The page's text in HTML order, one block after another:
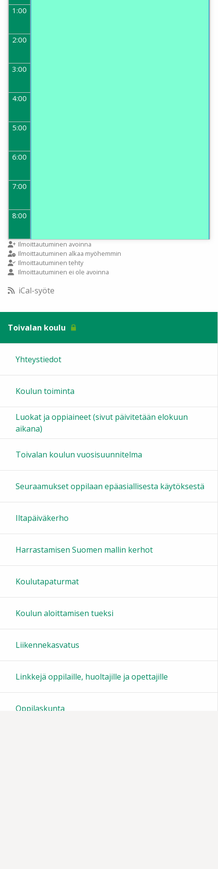
1:00
2:00
3:00
4:00
5:00
6:00
7:00
8:00
9:00
10:00
12:00
13:00
14:00
15:00
16:00
20:00
21:00
Ilmoittautuminen avoinna
Ilmoittautuminen alkaa myöhemmin
Ilmoittautuminen tehty
Ilmoittautuminen ei ole avoinna
iCal-syöte
Toivalan koulu
Yhteystiedot
Koulun toiminta
Luokat ja oppiaineet (sivut päivitetään elokuun
aikana)
Toivalan koulun vuosisuunnitelma
Seuraamukset oppilaan epäasiallisesta käytöksestä
Iltapäiväkerho
Harrastamisen Suomen mallin kerhot
Koulutapaturmat
Koulun aloittamisen tueksi
Liikennekasvatus
Linkkejä oppilaille, huoltajille ja opettajille
Oppilaskunta